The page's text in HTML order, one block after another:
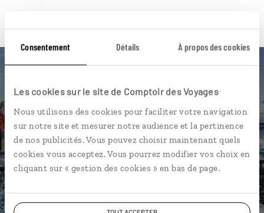
Consentement Détails À propos des cookies
Les cookies sur le site de Comptoir des Voyages
Nous utilisons des cookies pour faciliter votre navigation
sur notre site et mesurer notre audience et la pertinence
de nos publicités. Vous pouvez choisir maintenant quels
cookies vous acceptez. Vous pourrez modifier vos choix en
cliquant sur « gestion des cookies » en bas de page.
Nos 13 idées de voyage
Islande
DÉCOUVRIR